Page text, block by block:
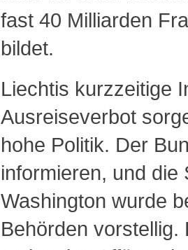
fast 40 Milliarden
bildet.
Liechtis kurzzeitige
Ausreiseverbot
hohe Politik. Der
informieren, und
Washington wurde
Behörden